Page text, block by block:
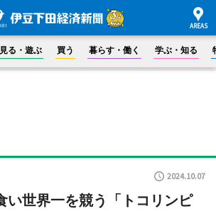
見る・遊ぶ 買う 暮らす・働く 学ぶ・知る
2024.10.07
い世界一を競う「トコリンピ